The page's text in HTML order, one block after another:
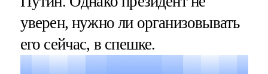
уверен, нужно ли организовывать
его сейчас, в спешке.